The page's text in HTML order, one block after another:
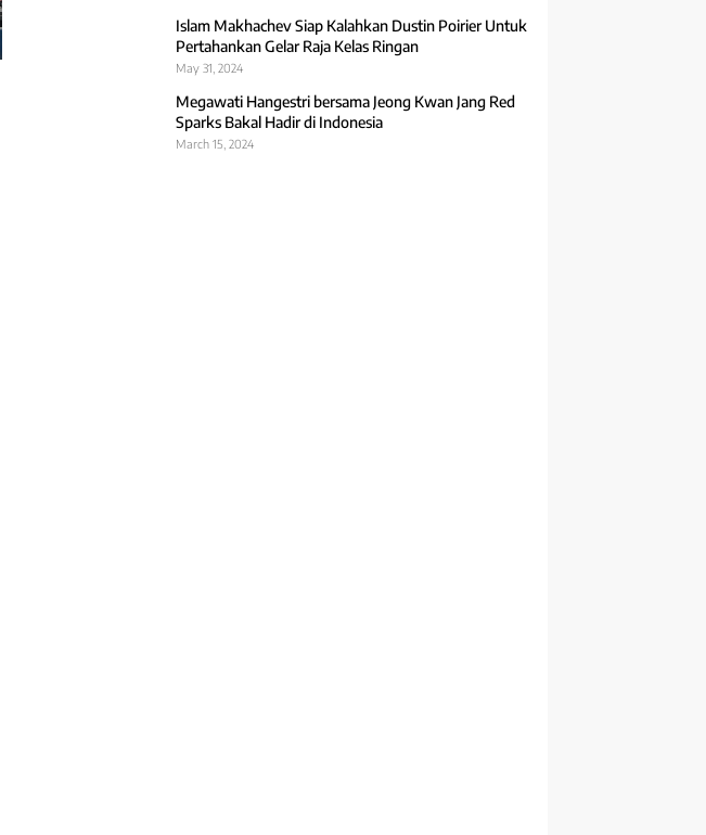
Islam Makhachev Siap Kalahkan Dustin Poirier Untuk
Pertahankan Gelar Raja Kelas Ringan
May 31, 2024
Megawati Hangestri bersama Jeong Kwan Jang Red
Sparks Bakal Hadir di Indonesia
March 15, 2024